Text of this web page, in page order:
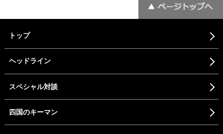
トップ
ヘッドライン
スペシャル対談
四国のキーマン